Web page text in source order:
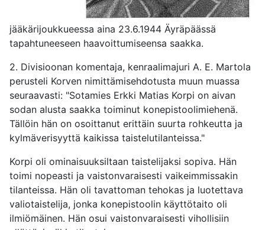
jääkärijoukkueessa aina 23.6.1944 Äyräpäässä
tapahtuneeseen haavoittumiseensa saakka.
2. Divisioonan komentaja, kenraalimajuri A. E. Martola
perusteli Korven nimittämisehdotusta muun muassa
seuraavasti: "Sotamies Erkki Matias Korpi on aivan
sodan alusta saakka toiminut konepistoolimiehenä.
Tällöin hän on osoittanut erittäin suurta rohkeutta ja
kylmäverisyyttä kaikissa taistelutilanteissa."
Korpi oli ominaisuuksiltaan taistelijaksi sopiva. Hän
toimi nopeasti ja vaistonvaraisesti vaikeimmissakin
tilanteissa. Hän oli tavattoman tehokas ja luotettava
valiotaistelija, jonka konepistoolin käyttötaito oli
ilmiömäinen. Hän osui vaistonvaraisesti vihollisiin